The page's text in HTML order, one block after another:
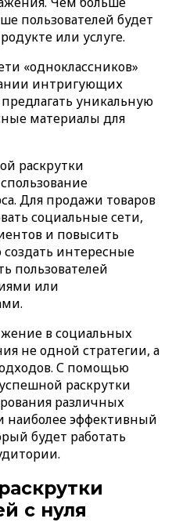
пользователей будет
или услуге.
«одноклассников»
интригующих
уникальную
материалы для
раскрутки
Для продажи товаров
социальные сети,
и повысить
интересные
пользователей
или
в социальных
не одной стратегии, а
С помощью
раскрутки
различных
наиболее эффективный
будет работать
с нуля